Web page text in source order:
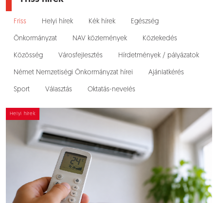
Friss Helyi hírek Kék hírek Egészség
Önkormányzat NAV közlemények Közlekedés
Közösség Városfejlesztés Hírdetmények / pályázatok
Német Nemzetiségi Önkormányzat hírei Ajánlatkérés
Sport Választás Oktatás-nevelés
Helyi hírek